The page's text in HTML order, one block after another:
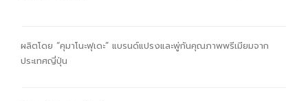
ผลิตโดย “คุมาโนะฟุเดะ” แบรนด์แปรงและพู่กันคุณภาพพรีเมียมจาก
ประเทศญี่ปุ่น